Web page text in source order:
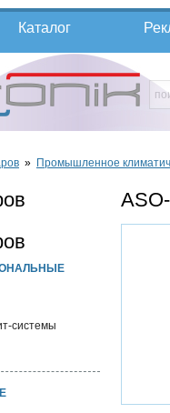
Каталог
» Промышленное
системы